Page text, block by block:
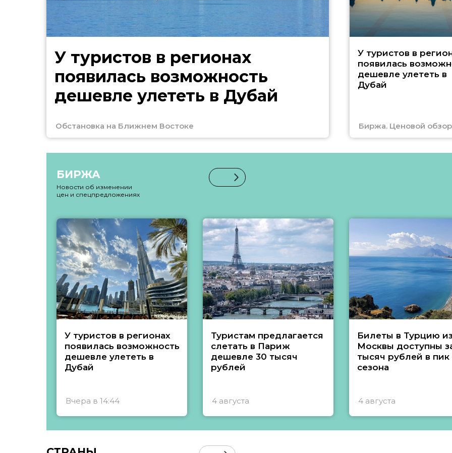
У туристов в регионах
появилась возможность
дешевле улететь в Дубай
Обстановка на Ближнем Востоке
У туристов в
появилась
дешевле улететь в
Дубай
Биржа. Ценовой обзор
БИРЖА
Новости об изменении
цен и спецпредложениях
У туристов в регионах
появилась возможность
дешевле улететь в
Дубай
Вчера в 14:44
Туристам предлагается
слетать в Париж
дешевле 30 тысяч
рублей
4 августа
Билеты в Турцию из
Москвы доступны
тысяч рублей в пик
сезона
4 августа